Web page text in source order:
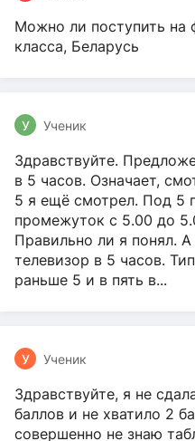
Можно ли поступить на
класса, Беларусь
У Ученик
Здравствуйте.
в 5 часов. Означает,
5 я ещё смотрел. Под 5
промежуток с 5.00 до
Правильно ли я понял.
телевизор в 5 часов.
раньше 5 и в пять в...
У Ученик
Здравствуйте, я не
баллов и не хватило 2
совершенно не знаю